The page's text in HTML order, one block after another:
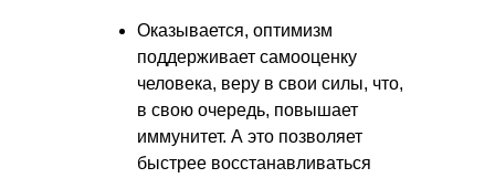
Оказывается, оптимизм
поддерживает самооценку
человека, веру в свои силы, что,
в свою очередь, повышает
иммунитет. А это позволяет
быстрее восстанавливаться